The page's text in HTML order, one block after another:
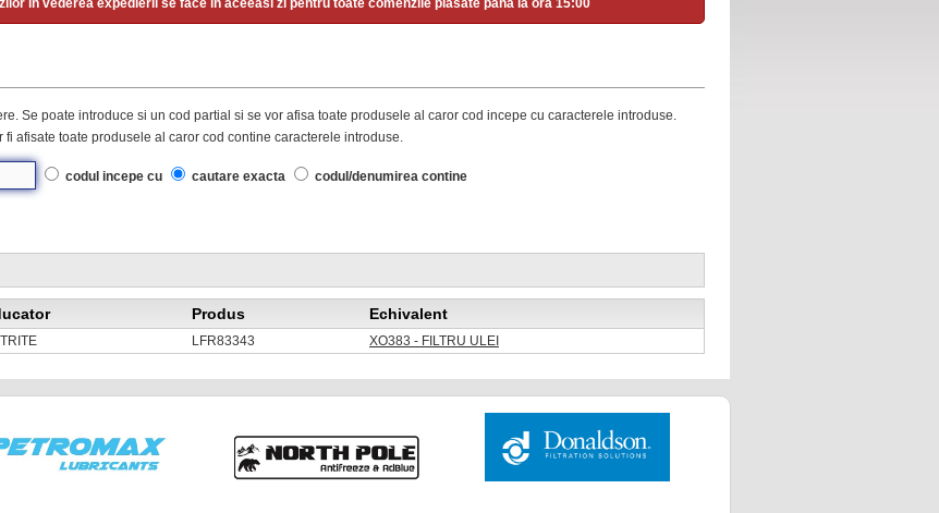
in vederea expedierii se face in aceeasi zi pentru toate comenzile plasate pana la ora 15:00
Se poate introduce si un cod partial si se vor afisa toate produsele al caror cod incepe cu caracterele introduse.
fi afisate toate produsele al caror cod contine caracterele introduse.
codul incepe cu cautare exacta codul/denumirea contine
Produs Echivalent
LFR83343 XO383 - FILTRU ULEI